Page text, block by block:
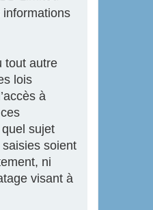
informations
tout autre
lois
à
sujet
soient
ni
visant à